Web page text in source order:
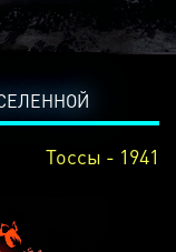
Тоссы - 1941